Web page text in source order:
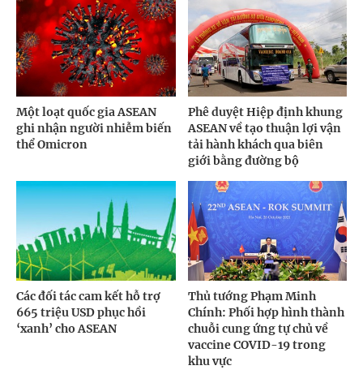
Một loạt quốc gia ASEAN
ghi nhận người nhiễm biến
thể Omicron
Phê duyệt Hiệp định khung
ASEAN về tạo thuận lợi vận
tải hành khách qua biên
giới bằng đường bộ
Các đối tác cam kết hỗ trợ
665 triệu USD phục hồi
‘xanh’ cho ASEAN
Thủ tướng Phạm Minh
Chính: Phối hợp hình thành
chuỗi cung ứng tự chủ về
vaccine COVID-19 trong
khu vực